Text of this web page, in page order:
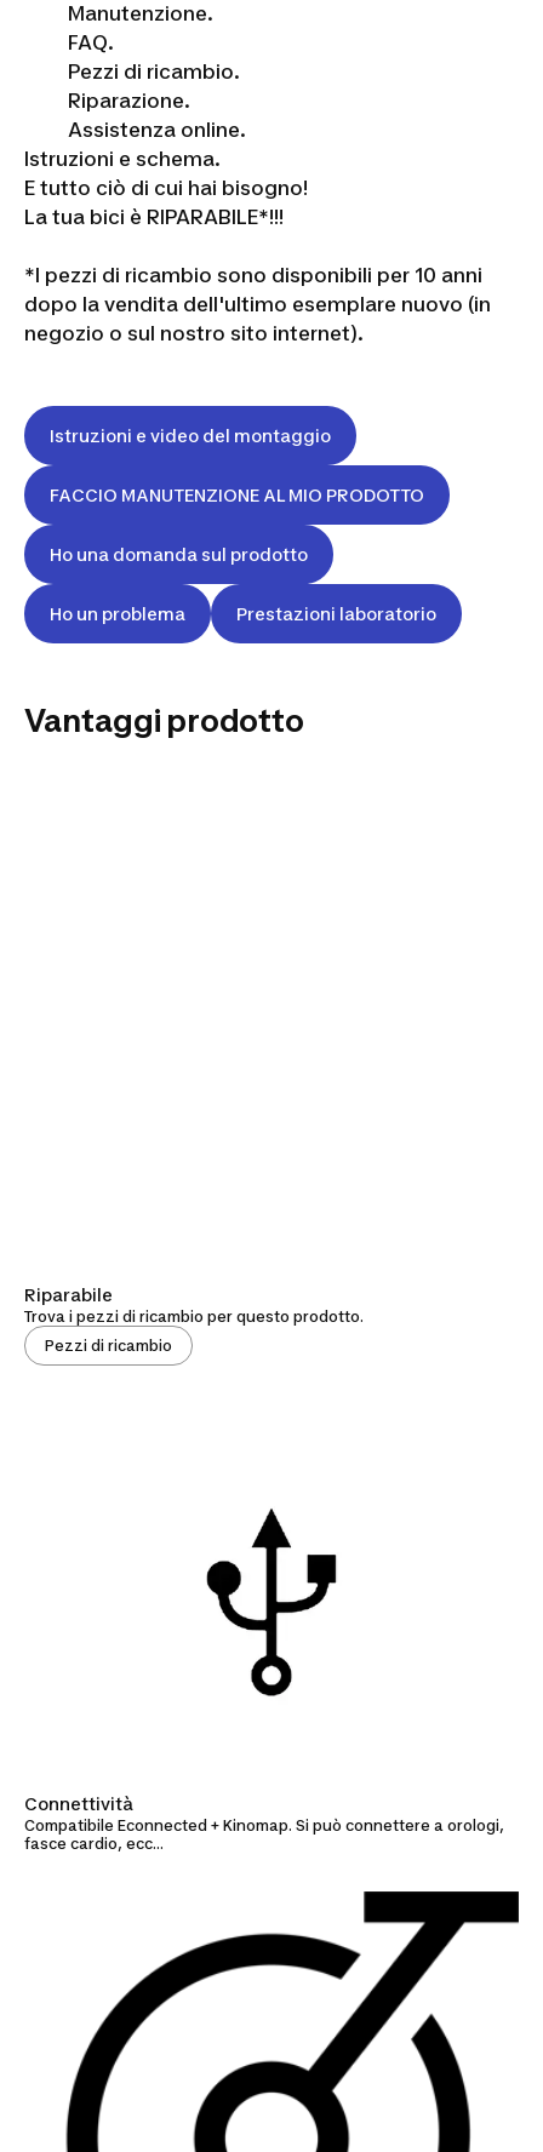
Manutenzione.
FAQ.
Pezzi di ricambio.
Riparazione.
Assistenza online.
Istruzioni e schema.
E tutto ciò di cui hai bisogno!
La tua bici è RIPARABILE*!!!
*I pezzi di ricambio sono disponibili per 10 anni
dopo la vendita dell'ultimo esemplare nuovo (in
negozio o sul nostro sito internet).
Istruzioni e video del montaggio
FACCIO MANUTENZIONE AL MIO PRODOTTO
Ho una domanda sul prodotto
Ho un problema Prestazioni laboratorio
Vantaggi prodotto
Riparabile
Trova i pezzi di ricambio per questo prodotto.
Pezzi di ricambio
Connettività
Compatibile Econnected + Kinomap. Si può connettere a orologi,
fasce cardio, ecc...